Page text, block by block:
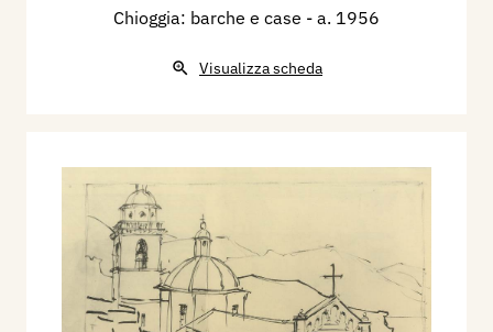
Chioggia: barche e case - a. 1956
Visualizza scheda